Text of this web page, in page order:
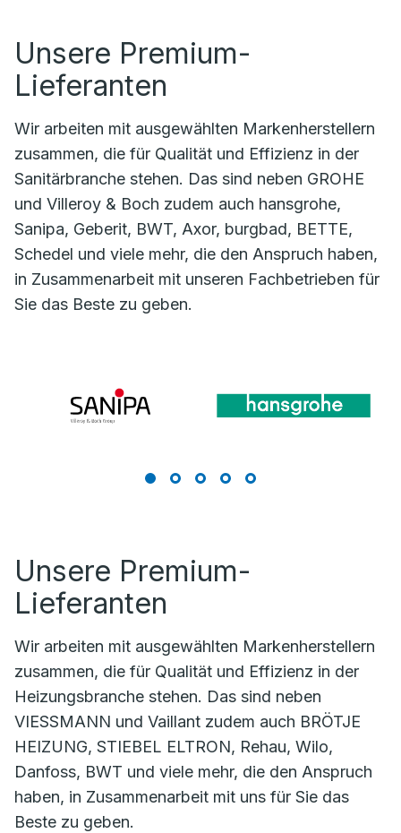
Unsere Premium-
Lieferanten
Wir arbeiten mit ausgewählten Markenherstellern
zusammen, die für Qualität und Effizienz in der
Sanitärbranche stehen. Das sind neben GROHE
und Villeroy & Boch zudem auch hansgrohe,
Sanipa, Geberit, BWT, Axor, burgbad, BETTE,
Schedel und viele mehr, die den Anspruch haben,
in Zusammenarbeit mit unseren Fachbetrieben für
Sie das Beste zu geben.
Unsere Premium-
Lieferanten
Wir arbeiten mit ausgewählten Markenherstellern
zusammen, die für Qualität und Effizienz in der
Heizungsbranche stehen. Das sind neben
VIESSMANN und Vaillant zudem auch BRÖTJE
HEIZUNG, STIEBEL ELTRON, Rehau, Wilo,
Danfoss, BWT und viele mehr, die den Anspruch
haben, in Zusammenarbeit mit uns für Sie das
Beste zu geben.